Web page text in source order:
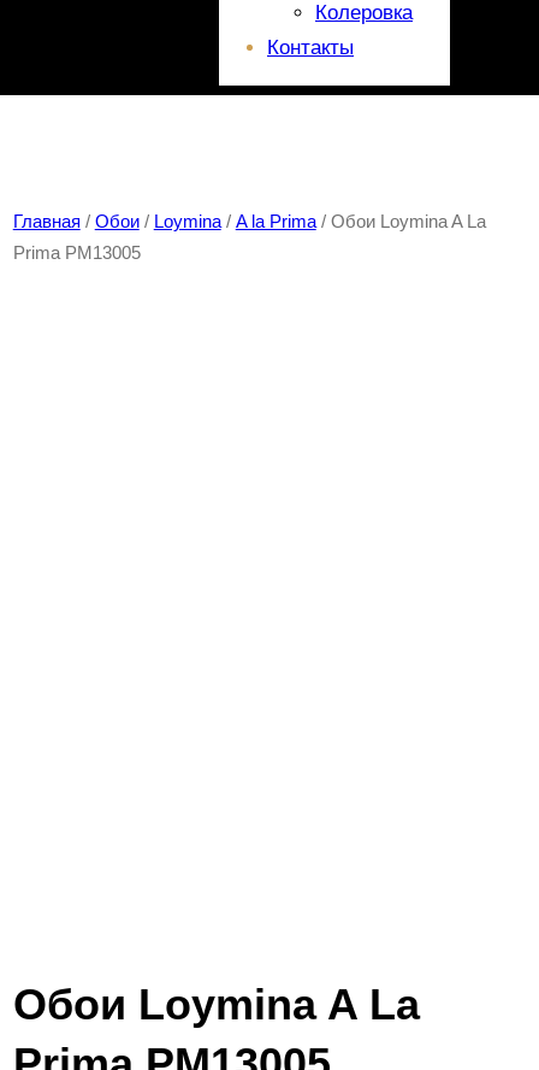
Колеровка
Контакты
Главная / Обои/ Loymina/ A la Prima/ Обои Loymina A La
Prima PM13005
Обои Loymina A La